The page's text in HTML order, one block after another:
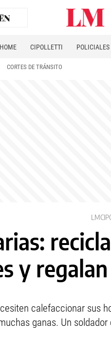
HOME CIPOLLETTI POLICIALES
CORTES DE TRÁNSITO
y
calefaccionar sus
ganas. Un